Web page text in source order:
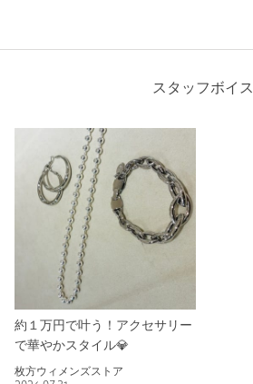
スタッフボイス
約１万円で叶う！アクセサリー
で華やかスタイル💎
枚方ウィメンズストア